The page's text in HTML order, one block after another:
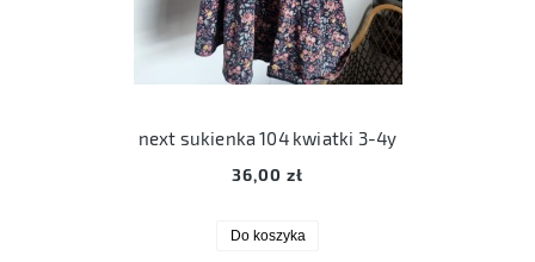
next sukienka 104 kwiatki 3-4y
36,00 zł
Do koszyka